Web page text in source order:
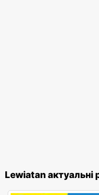
Lewiatan актуальні